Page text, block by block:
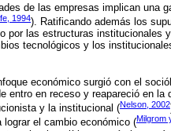
de las empresas implican una
1994). Ratificando además los
por las estructuras institucionales
tecnológicos y los
económico surgió con el
en receso y reapareció en la
y la institucional (Nelson, 2002
el cambio económico (Milgrom